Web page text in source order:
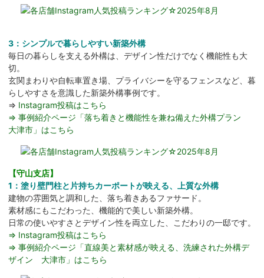
3：シンプルで暮らしやすい新築外構
毎日の暮らしを支える外構は、デザイン性だけでなく機能性も大
切。
玄関まわりや自転車置き場、プライバシーを守るフェンスなど、暮
らしやすさを意識した新築外構事例です。
⇒ Instagram投稿はこちら
⇒ 事例紹介ページ「落ち着きと機能性を兼ね備えた外構プラン
大津市」はこちら
【守山支店】
1：塗り壁門柱と片持ちカーポートが映える、上質な外構
建物の雰囲気と調和した、落ち着きあるファサード。
素材感にもこだわった、機能的で美しい新築外構。
日常の使いやすさとデザイン性を両立した、こだわりの一邸です。
⇒ Instagram投稿はこちら
⇒ 事例紹介ページ「直線美と素材感が映える、洗練された外構デ
ザイン 大津市」はこちら